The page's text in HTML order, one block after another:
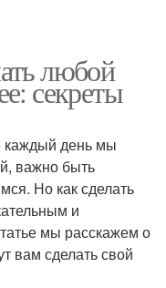
любой
секреты
каждый день мы
важно быть
Но как сделать
и
мы расскажем о
вам сделать свой